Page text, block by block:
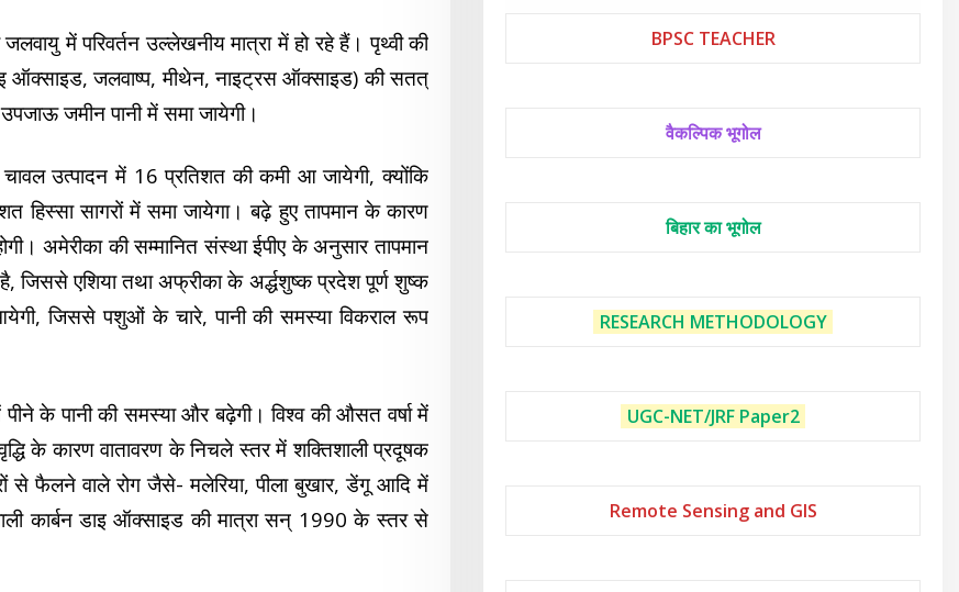
में परिवर्तन उल्लेखनीय मात्रा में हो रहे हैं। पृथ्वी की
ऑक्साइड, जलवाष्प, मीथेन, नाइट्रस ऑक्साइड) की सतत्
उपजाऊ जमीन पानी में समा जायेगी।
उत्पादन में 16 प्रतिशत की कमी आ जायेगी, क्योंकि
हिस्सा सागरों में समा जायेगा। बढ़े हुए तापमान के कारण
अमेरीका की सम्मानित संस्था ईपीए के अनुसार तापमान
जिससे एशिया तथा अफ्रीका के अर्द्धशुष्क प्रदेश पूर्ण शुष्क
जिससे पशुओं के चारे, पानी की समस्या विकराल रूप
के पानी की समस्या और बढ़ेगी। विश्व की औसत वर्षा में
के कारण वातावरण के निचले स्तर में शक्तिशाली प्रदूषक
से फैलने वाले रोग जैसे- मलेरिया, पीला बुखार, डेंगू आदि में
कार्बन डाइ ऑक्साइड की मात्रा सन् 1990 के स्तर से
BPSC TEACHER
वैकल्पिक भूगोल
बिहार का भूगोल
RESEARCH METHODOLOGY
UGC-NET/JRF Paper2
Remote Sensing and GIS